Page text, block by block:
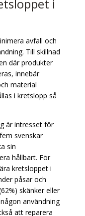
i
avfall och
Till skillnad
där produkter
innebär
material
i kretslopp så
är intresset för
svenskar
sin
hållbart. För
kretsloppet i
påsar och
skänker eller
användning
att reparera